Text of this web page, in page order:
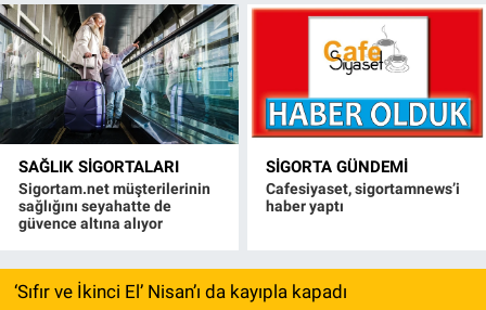
SAĞLIK SIGORTALARI
Sigortam.net müşterilerinin
sağlığını seyahatte de
güvence altına alıyor
SIGORTA GÜNDEMI
Cafesiyaset, sigortamnews’i
haber yaptı
‘Sıfır ve İkinci El’ Nisan’ı da kayıpla kapadı